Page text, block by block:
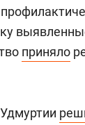
приняло